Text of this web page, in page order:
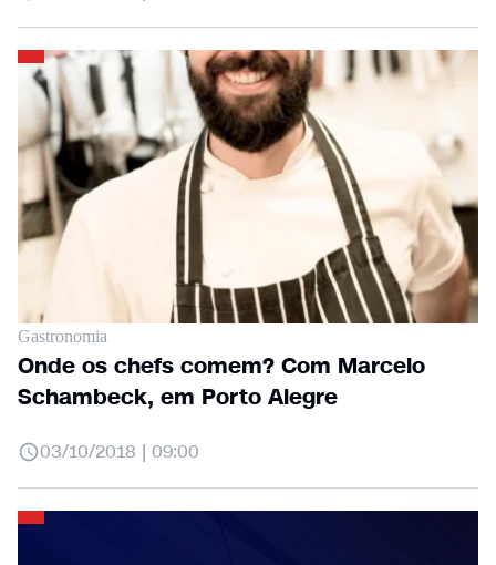
Gastronomia
Onde os chefs comem? Com Marcelo
Schambeck, em Porto Alegre
03/10/2018 | 09:00